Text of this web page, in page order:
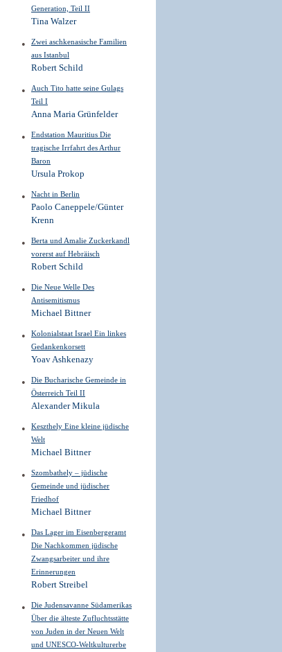
Generation, Teil II
Tina Walzer
Zwei aschkenasische Familien
aus Istanbul
Robert Schild
Auch Tito hatte seine Gulags
Teil I
Anna Maria Grünfelder
Endstation Mauritius Die
tragische Irrfahrt des Arthur
Baron
Ursula Prokop
Nacht in Berlin
Paolo Caneppele/Günter
Krenn
Berta und Amalie Zuckerkandl
vorerst auf Hebräisch
Robert Schild
Die Neue Welle Des
Antisemitismus
Michael Bittner
Kolonialstaat Israel Ein linkes
Gedankenkorsett
Yoav Ashkenazy
Die Bucharische Gemeinde in
Österreich Teil II
Alexander Mikula
Keszthely Eine kleine jüdische
Welt
Michael Bittner
Szombathely – jüdische
Gemeinde und jüdischer
Friedhof
Michael Bittner
Das Lager im Eisenbergeramt
Die Nachkommen jüdische
Zwangsarbeiter und ihre
Erinnerungen
Robert Streibel
Die Judensavanne Südamerikas
Über die älteste Zufluchtsstätte
von Juden in der Neuen Welt
und UNESCO-Weltkulturerbe